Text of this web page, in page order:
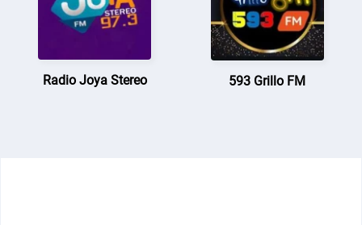
Radio Joya Stereo 593 Grillo FM